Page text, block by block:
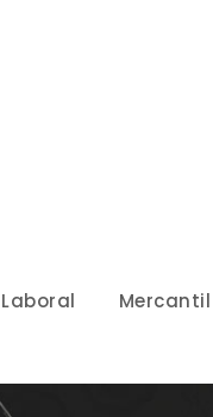
Laboral Mercantil